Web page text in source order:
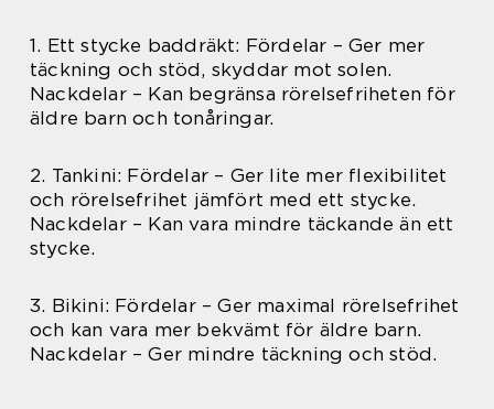
1. Ett stycke baddräkt: Fördelar – Ger mer
täckning och stöd, skyddar mot solen.
Nackdelar – Kan begränsa rörelsefriheten för
äldre barn och tonåringar.
2. Tankini: Fördelar – Ger lite mer flexibilitet
och rörelsefrihet jämfört med ett stycke.
Nackdelar – Kan vara mindre täckande än ett
stycke.
3. Bikini: Fördelar – Ger maximal rörelsefrihet
och kan vara mer bekvämt för äldre barn.
Nackdelar – Ger mindre täckning och stöd.